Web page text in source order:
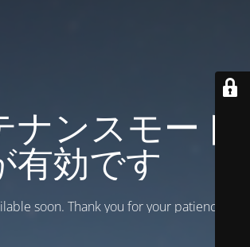
ナンスモード
有効です
soon. Thank you for your patience!